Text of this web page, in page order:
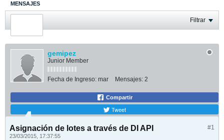
MENSAJES
ÚLTIMA ACTIVIDAD Filtrar
gemipez
Junior Member
Fecha de Ingreso: mar Mensajes: 2
Compartir
Tweet
#1
Asignación de lotes a través de DI API
23/03/2015, 17:37:55